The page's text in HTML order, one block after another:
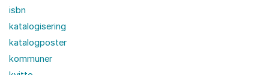
isbn
katalogisering
katalogposter
kommuner